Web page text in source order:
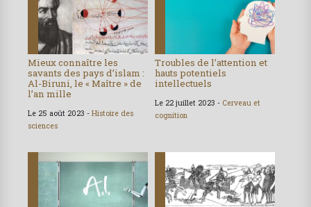
Mieux connaître les
savants des pays d’islam :
Al-Biruni, le « Maître » de
l’an mille
Le 25 août 2023 - Histoire des
sciences
Troubles de l’attention et
hauts potentiels
intellectuels
Le 22 juillet 2023 - Cerveau et
cognition